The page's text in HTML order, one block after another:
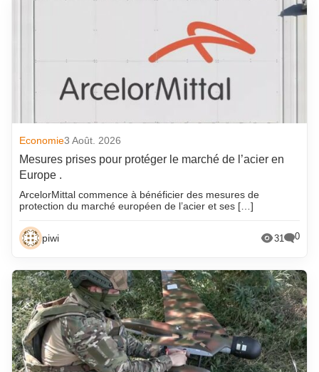
Economie3 Août. 2026
Mesures prises pour protéger le marché de l’acier en
Europe .
ArcelorMittal commence à bénéficier des mesures de
protection du marché européen de l’acier et ses […]
piwi 31 0